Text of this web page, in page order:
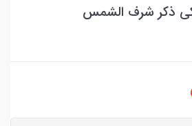
ذکر شرف الشمس